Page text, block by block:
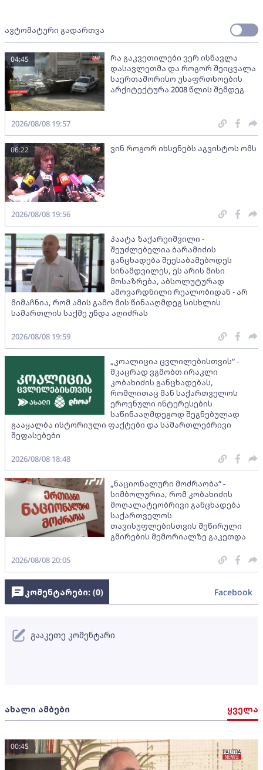
ავტომატური გადართვა
რა გაკვეთილები ვერ ისწავლა
დასავლეთმა და როგორ შეიცვალა
საერთაშორისო უსაფრთხოების
არქიტექტურა 2008 წლის შემდეგ
04:45
2026/08/08 19:57
ვინ როგორ იხსენებს აგვისტოს ომს
06:22
2026/08/08 19:56
პაატა ზაქარეიშვილი -
შეუძლებელია ბარამიძის
განცხადება შეესაბამებოდეს
სინამდვილეს, ეს არის მისი
მოსაზრება, აბსოლუტურად
ამოვარდნილი რეალობიდან - არ
მიმაჩნია, რომ ამის გამო მის წინააღმდეგ სისხლის
სამართლის საქმე უნდა აღიძრას
2026/08/08 19:59
„კოალიცია ცვლილებისთვის“ -
მკაცრად ვგმობთ ირაკლი
კობახიძის განცხადებას,
რომლითაც მან საქართველოს
ეროვნული ინტერესების
საწინააღმდეგოდ შეგნებულად
გააყალბა ისტორიული ფაქტები და სამართლებრივი
შეფასებები
2026/08/08 18:48
„ნაციონალური მოძრაობა“ -
სიმბოლურია, რომ კობახიძის
მოღალატეობრივი განცხადება
საქართველოს
თავისუფლებისთვის შეწირული
გმირების მემორიალზე გაკეთდა
2026/08/08 20:05
ახალი ამბები ყველა
00:45
კომენტარები: (0) Facebook
გააკეთე კომენტარი